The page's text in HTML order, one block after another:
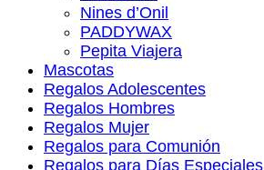
Nines d’Onil
PADDYWAX
Pepita Viajera
Mascotas
Regalos Adolescentes
Regalos Hombres
Regalos Mujer
Regalos para Comunión
Regalos para Días Especiales